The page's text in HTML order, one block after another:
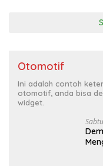
Otomotif
Ini adalah contoh
otomotif, anda bisa
widget.